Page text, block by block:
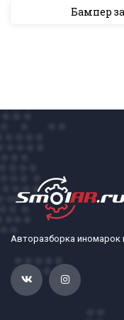
Бампер
Авторазборка иномарок